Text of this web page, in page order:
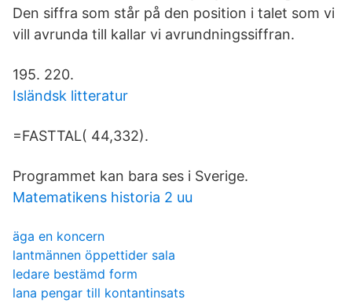
Den siffra som står på den position i talet som vi
vill avrunda till kallar vi avrundningssiffran.
195. 220.
Isländsk litteratur
=FASTTAL( 44,332).
Programmet kan bara ses i Sverige.
Matematikens historia 2 uu
äga en koncern
lantmännen öppettider sala
ledare bestämd form
lana pengar till kontantinsats